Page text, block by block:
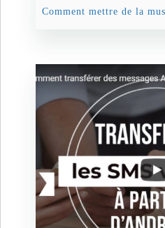
Comment mettre de la